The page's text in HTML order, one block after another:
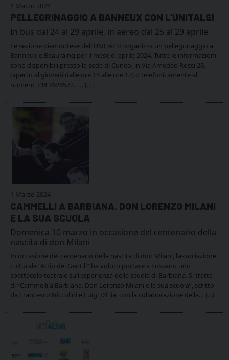
1 Marzo 2024
PELLEGRINAGGIO A BANNEUX CON L’UNITALSI
In bus dal 24 al 29 aprile, in aereo dal 25 al 29 aprile
Le sezione piemontese dell'UNITALSI organizza un pellegrinaggio a
Banneux e Beauraing per il mese di aprile 2024. Tutte le informazioni
sono disponibili presso la sede di Cuneo, in Via Amedeo Rossi 28,
(aperto al giovedì dalle ore 15 alle ore 17) o telefonicamente al
numero 338 7628572. … [...]
1 Marzo 2024
CAMMELLI A BARBIANA. DON LORENZO MILANI
E LA SUA SCUOLA
Domenica 10 marzo in occasione del centenario della
nascita di don Milani
In occasione del centenario della nascita di don Milani, l’associazione
culturale “Atrio dei Gentili” ha voluto portare a Fossano uno
spettacolo teatrale sull'esperienza della scuola di Barbiana. Si tratta
di “Cammelli a Barbiana. Don Lorenzo Milani e la sua scuola”, scritto
da Francesco Niccolini e Luigi D’Elia, con la collaborazione della… [...]